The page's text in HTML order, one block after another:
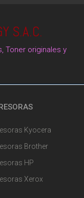
S.A.C.
Toner originales y
Kyocera
Brother
HP
Xerox